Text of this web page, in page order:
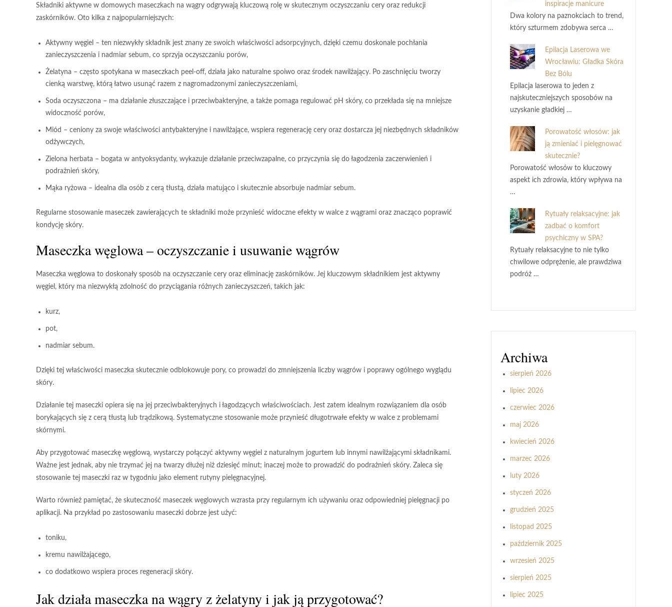
Składniki aktywne w domowych maseczkach na wągry odgrywają kluczową rolę w skutecznym oczyszczaniu cery oraz redukcji
zaskórników. Oto kilka z najpopularniejszych:
Aktywny węgiel – ten niezwykły składnik jest znany ze swoich właściwości adsorpcyjnych, dzięki czemu doskonale pochłania
zanieczyszczenia i nadmiar sebum, co sprzyja oczyszczaniu porów,
Żelatyna – często spotykana w maseczkach peel-off, działa jako naturalne spoiwo oraz środek nawilżający. Po zaschnięciu tworzy
cienką warstwę, którą łatwo usunąć razem z nagromadzonymi zanieczyszczeniami,
Soda oczyszczona – ma działanie złuszczające i przeciwbakteryjne, a także pomaga regulować pH skóry, co przekłada się na mniejsze
widoczność porów,
Miód – ceniony za swoje właściwości antybakteryjne i nawilżające, wspiera regenerację cery oraz dostarcza jej niezbędnych składników
odżywczych,
Zielona herbata – bogata w antyoksydanty, wykazuje działanie przeciwzapalne, co przyczynia się do łagodzenia zaczerwienień i
podrażnień skóry,
Mąka ryżowa – idealna dla osób z cerą tłustą, działa matująco i skutecznie absorbuje nadmiar sebum.
Regularne stosowanie maseczek zawierających te składniki może przynieść widoczne efekty w walce z wągrami oraz znacząco poprawić
kondycję skóry.
Maseczka węglowa – oczyszczanie i usuwanie wągrów
Maseczka węglowa to doskonały sposób na oczyszczanie cery oraz eliminację zaskórników. Jej kluczowym składnikiem jest aktywny
węgiel , który ma niezwykłą zdolność do przyciągania różnych zanieczyszczeń, takich jak:
kurz,
pot,
nadmiar sebum.
Dzięki tej właściwości maseczka skutecznie odblokowuje pory, co prowadzi do zmniejszenia liczby wągrów i poprawy ogólnego wyglądu
skóry.
Działanie tej maseczki opiera się na jej przeciwbakteryjnych i łagodzących właściwościach. Jest zatem idealnym rozwiązaniem dla osób
borykających się z cerą tłustą lub trądzikową. Systematyczne stosowanie może przynieść długotrwałe efekty w walce z problemami
skórnymi.
Aby przygotować maseczkę węglową, wystarczy połączyć aktywny węgiel z naturalnym jogurtem lub innymi nawilżającymi składnikami.
Ważne jest jednak, aby nie trzymać jej na twarzy dłużej niż dziesięć minut; inaczej może to prowadzić do podrażnień skóry. Zaleca się
stosowanie tej maseczki raz w tygodniu jako element rutyny pielęgnacyjnej.
Warto również pamiętać, że skuteczność maseczek węglowych wzrasta przy regularnym ich używaniu oraz odpowiedniej pielęgnacji po
aplikacji. Na przykład po zastosowaniu maseczki dobrze jest użyć:
toniku,
kremu nawilżającego,
co dodatkowo wspiera proces regeneracji skóry.
Jak działa maseczka na wągry z żelatyny i jak ją przygotować?
inspiracje manicure
Dwa kolory na paznokciach to trend,
który szturmem zdobywa serca …
Epilacja Laserowa we
Wrocławiu: Gładka Skóra
Bez Bólu
Epilacja laserowa to jeden z
najskuteczniejszych sposobów na
uzyskanie gładkiej …
Porowatość włosów: jak
ją zmieniać i pielęgnować
skutecznie?
Porowatość włosów to kluczowy
aspekt ich zdrowia, który wpływa na
…
Rytuały relaksacyjne: jak
zadbać o komfort
psychiczny w SPA?
Rytuały relaksacyjne to nie tylko
chwilowe odprężenie, ale prawdziwa
podróż …
Archiwa
sierpień 2026
lipiec 2026
czerwiec 2026
maj 2026
kwiecień 2026
marzec 2026
luty 2026
styczeń 2026
grudzień 2025
listopad 2025
październik 2025
wrzesień 2025
sierpień 2025
lipiec 2025